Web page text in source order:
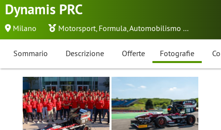
Dynamis PRC
Milano Motorsport, Formula,Automobilismo ...
Sommario Descrizione Offerte Fotografie